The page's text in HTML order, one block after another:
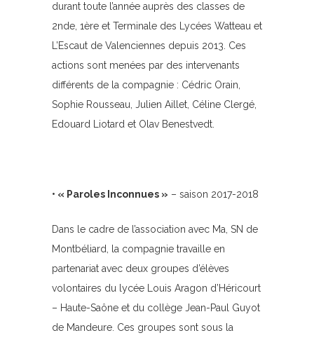
durant toute l’année auprès des classes de
2nde, 1ère et Terminale des Lycées Watteau et
L’Escaut de Valenciennes depuis 2013. Ces
actions sont menées par des intervenants
différents de la compagnie : Cédric Orain,
Sophie Rousseau, Julien Aillet, Céline Clergé,
Edouard Liotard et Olav Benestvedt.
• « Paroles Inconnues » – saison 2017-2018
Dans le cadre de l’association avec Ma, SN de
Montbéliard, la compagnie travaille en
partenariat avec deux groupes d’élèves
volontaires du lycée Louis Aragon d’Héricourt
– Haute-Saône et du collège Jean-Paul Guyot
de Mandeure. Ces groupes sont sous la